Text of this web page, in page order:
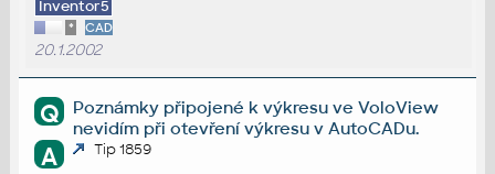
Inventor5
* CAD
20.1.2002
Q
Poznámky připojené k výkresu ve VoloView
nevidím při otevření výkresu v AutoCADu.
A Tip 1859